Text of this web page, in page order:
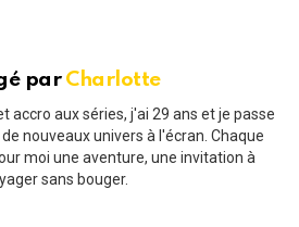
par Charlotte
accro aux séries, j'ai 29 ans et je passe
nouveaux univers à l'écran. Chaque
moi une aventure, une invitation à
sans bouger.